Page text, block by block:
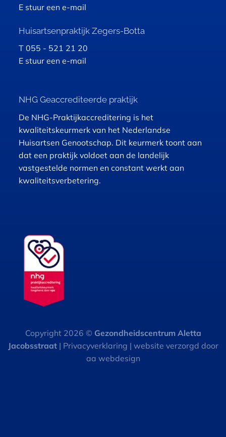
E stuur een e-mail
HuisartsenpraktijkZegers-Botta
T 055 - 521 21 20
E stuur een e-mail
NHG Geaccrediteerde praktijk
De NHG-Praktijkaccreditering is het
kwaliteitskeurmerk van het Nederlandse
Huisartsen Genootschap. Dit keurmerk toont aan
dat een praktijk voldoet aan de landelijk
vastgestelde normen en constant werkt aan
kwaliteitsverbetering.
Copyright 2026 © Gezondheidscentrum Aletta
Jacobsstraat| Privacyverklaring | website verzorgd door
aa webdesign